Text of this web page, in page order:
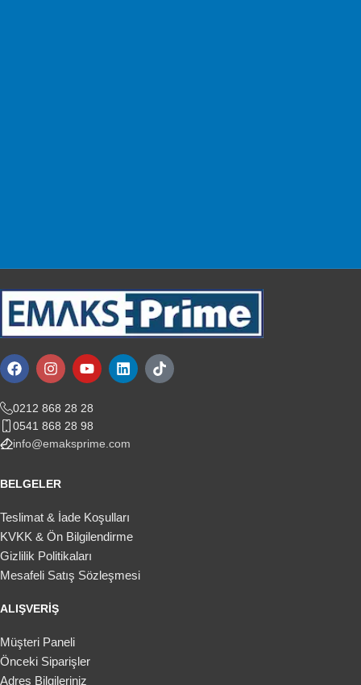
0212 868 28 28
0541 868 28 98
info@emaksprime.com
BELGELER
Teslimat & İade Koşulları
KVKK & Ön Bilgilendirme
Gizlilik Politikaları
Mesafeli Satış Sözleşmesi
ALIŞVERIŞ
Müşteri Paneli
Önceki Siparişler
Adres Bilgileriniz